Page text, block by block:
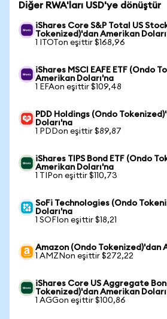
Diğer RWA'ları USD'ye dönüştür
iShares Core S&P Total US
Tokenized)'dan Amerikan
1 ITOTon eşittir $168,96
iShares MSCI EAFE ETF (Ondo
Amerikan Doları'na
1 EFAon eşittir $109,48
PDD Holdings (Ondo
Doları'na
1 PDDon eşittir $89,87
iShares TIPS Bond ETF (Ondo
Amerikan Doları'na
1 TIPon eşittir $110,73
SoFi Technologies (Ondo
Doları'na
1 SOFIon eşittir $18,21
Amazon (Ondo Tokenized)'dan
1 AMZNon eşittir $272,22
iShares Core US Aggregate
Tokenized)'dan Amerikan
1 AGGon eşittir $100,86